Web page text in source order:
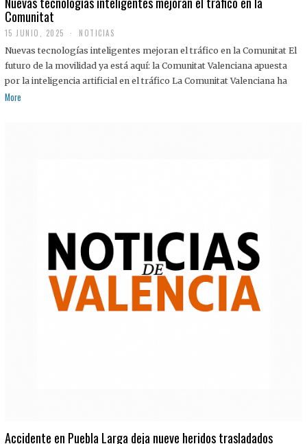
Comunitat
15 JUNIO, 2025 NOTICIAS
Nuevas tecnologías inteligentes mejoran el tráfico en la Comunitat El
futuro de la movilidad ya está aquí: la Comunitat Valenciana apuesta
por la inteligencia artificial en el tráfico La Comunitat Valenciana ha
More
Accidente en Puebla Larga deja nueve heridos trasladados